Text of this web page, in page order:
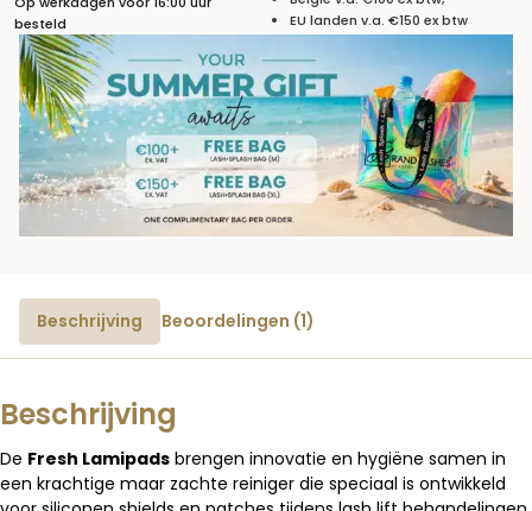
besteld
EU landen v.a. €150 ex btw
Beschrijving Beoordelingen (1)
Beschrijving
De Fresh Lamipads brengen innovatie en hygiëne samen in
een krachtige maar zachte reiniger die speciaal is ontwikkeld